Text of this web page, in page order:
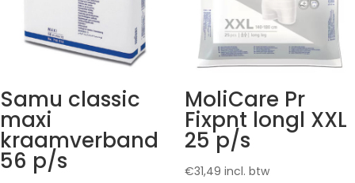
Samu classic
maxi
kraamverband
56 p/s
MoliCare Pr
Fixpnt longl XXL
25 p/s
€31,49 incl. btw